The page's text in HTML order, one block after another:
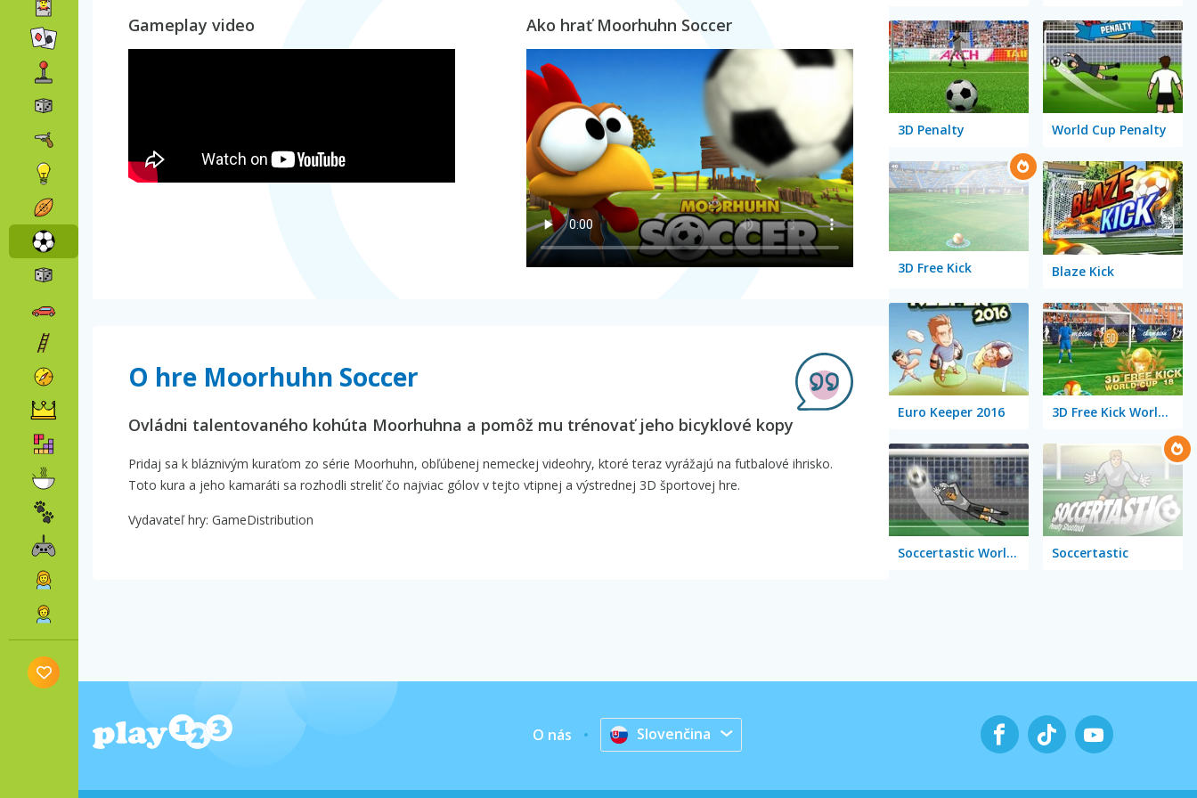
Gameplay video Ako hrať Moorhuhn Soccer
O hre Moorhuhn Soccer
Ovládni talentovaného kohúta Moorhuhna a pomôž mu trénovať jeho bicyklové kopy
Pridaj sa k bláznivým kuraťom zo série Moorhuhn, obľúbenej nemeckej videohry, ktoré teraz vyrážajú na futbalové ihrisko.
Toto kura a jeho kamaráti sa rozhodli streliť čo najviac gólov v tejto vtipnej a výstrednej 3D športovej hre.
Vydavateľ hry: GameDistribution
3D Penalty World Cup Penalty
3D Free Kick Blaze Kick
Euro Keeper 2016 3D Free Kick World Cup 18
Soccertastic World Cup 18 Soccertastic
O nás Slovenčina